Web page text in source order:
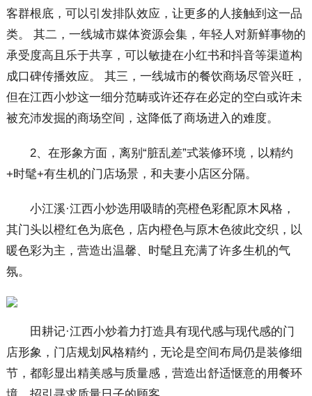
客群根底，可以引发排队效应，让更多的人接触到这一品
类。 其二，一线城市媒体资源会集，年轻人对新鲜事物的
承受度高且乐于共享，可以敏捷在小红书和抖音等渠道构
成口碑传播效应。 其三，一线城市的餐饮商场尽管兴旺，
但在江西小炒这一细分范畴或许还存在必定的空白或许未
被充沛发掘的商场空间，这降低了商场进入的难度。
2、在形象方面，离别“脏乱差”式装修环境，以精约
+时髦+有生机的门店场景，和夫妻小店区分隔。
小江溪·江西小炒选用吸睛的亮橙色彩配原木风格，
其门头以橙红色为底色，店内橙色与原木色彼此交织，以
暖色彩为主，营造出温馨、时髦且充满了许多生机的气
氛。
田耕记·江西小炒着力打造具有现代感与现代感的门
店形象，门店规划风格精约，无论是空间布局仍是装修细
节，都彰显出精美感与质量感，营造出舒适惬意的用餐环